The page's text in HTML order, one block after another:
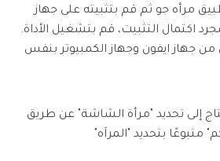
مرأه جو ثم قم بتثبيته على جهاز
اكتمال التثبيت، قم بتشغيل الأداة.
جهاز ايفون وجهاز الكمبيوتر بنفس
إلى تحديد "مرأة الشاشة" عن طريق
متبوعًا بتحديد "المراَه"